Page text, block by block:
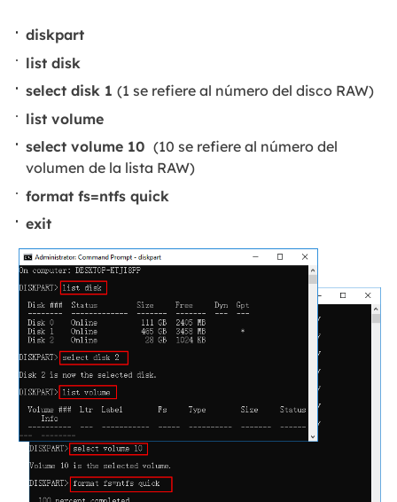
diskpart
list disk
select disk 1(1 se refiere al número del disco RAW)
list volume
select volume 10(10 se refiere al número del
volumen de la lista RAW)
format fs=ntfs quick
exit